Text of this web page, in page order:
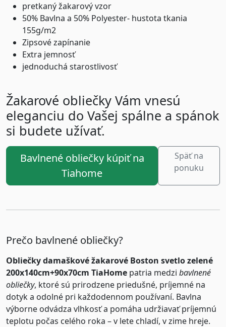
pretkaný žakarový vzor
50% Bavlna a 50% Polyester- hustota tkania
155g/m2
Zipsové zapínanie
Extra jemnosť
jednoduchá starostlivosť
Žakarové obliečky Vám vnesú
eleganciu do Vašej spálne a spánok
si budete užívať.
Bavlnené obliečky kúpiť na
Tiahome
Späť na
ponuku
Prečo bavlnené obliečky?
Obliečky damaškové žakarové Boston svetlo zelené
200x140cm+90x70cm TiaHome patria medzi bavlnené
obliečky, ktoré sú prirodzene priedušné, príjemné na
dotyk a odolné pri každodennom používaní. Bavlna
výborne odvádza vlhkosť a pomáha udržiavať príjemnú
teplotu počas celého roka – v lete chladí, v zime hreje.